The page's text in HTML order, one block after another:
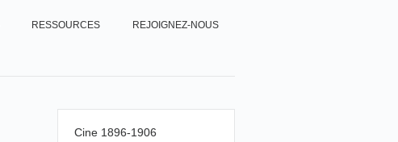
RESSOURCES REJOIGNEZ-NOUS
Cine 1896-1906